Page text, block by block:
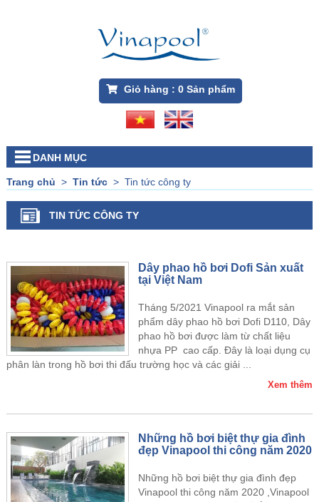
Giỏ hàng : 0Sản phẩm
DANH MỤC
Trang chủ > Tin tức> Tin tức công ty
TIN TỨC CÔNG TY
Dây phao hồ bơi Dofi Sản xuất
tại Việt Nam
Tháng 5/2021 Vinapool ra mắt sản
phẩm dây phao hồ bơi Dofi D110, Dây
phao hồ bơi được làm từ chất liệu
nhựa PP cao cấp. Đây là loại dụng cụ
phân làn trong hồ bơi thi đấu trường học và các giải ...
Xem thêm
Những hồ bơi biệt thự gia đình
đẹp Vinapool thi công năm 2020
Những hồ bơi biệt thự gia đình đẹp
Vinapool thi công năm 2020 ,Vinapool